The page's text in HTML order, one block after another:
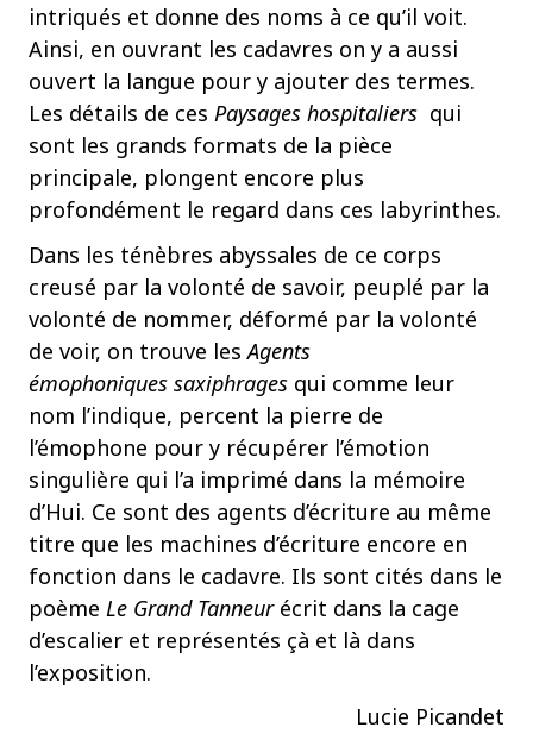
intriqués et donne des noms à ce qu’il voit.
Ainsi, en ouvrant les cadavres on y a aussi
ouvert la langue pour y ajouter des termes.
Les détails de ces Paysages hospitaliers qui
sont les grands formats de la pièce
principale, plongent encore plus
profondément le regard dans ces labyrinthes.
Dans les ténèbres abyssales de ce corps
creusé par la volonté de savoir, peuplé par la
volonté de nommer, déformé par la volonté
de voir, on trouve lesAgents
émophoniques saxiphrages qui comme leur
nom l’indique, percent la pierre de
l’émophone pour y récupérer l’émotion
singulière qui l’a imprimé dans la mémoire
d’Hui. Ce sont des agents d’écriture au même
titre que les machines d’écriture encore en
fonction dans le cadavre. Ils sont cités dans le
poème Le Grand Tanneur écrit dans la cage
d’escalier et représentés çà et là dans
l’exposition.
Lucie Picandet